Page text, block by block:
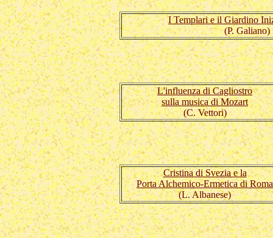
I Templari e il Giardino
(P. Galiano)
L'influenza di Cagliostro
sulla musica di Mozart
(C. Vettori)
Cristina di Svezia e la
Porta Alchemico-Ermetica di Roma
(L. Albanese)